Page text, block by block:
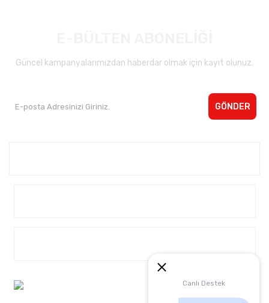
Canlı Destek
Güncel kampanyalarımızdan haberdar olmak için kayıt olunuz.
GÖNDER